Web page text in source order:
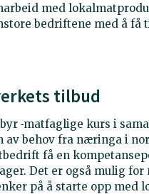
med
bedriftene med å
tilbud
matfaglige kurs i
av behov fra næringa i
få en
Det er også mulig
på å starte opp med